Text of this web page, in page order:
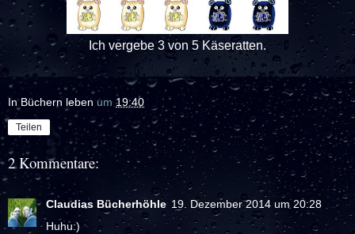
Ich vergebe 3 von 5 Käseratten.
In Büchern leben um 19:40
Teilen
2 Kommentare:
Claudias Bücherhöhle 19. Dezember 2014 um 20:28
Huhu:)